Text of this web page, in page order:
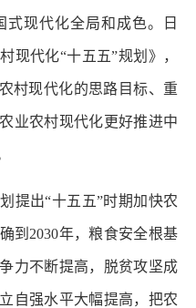
现代化全局和成色。日
现代化“十五五”规划》，
村现代化的思路目标、重
业农村现代化更好推进中
出“十五五”时期加快农
到2030年，粮食安全根基
力不断提高，脱贫攻坚成
自强水平大幅提高，把农